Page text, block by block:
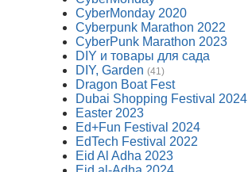
CyberMonday 2020
Cyberpunk Marathon 2022
CyberPunk Marathon 2023
DIY и товары для сада
DIY, Garden (41)
Dragon Boat Fest
Dubai Shopping Festival 2024
Easter 2023
Ed+Fun Festival 2024
EdTech Festival 2022
Eid Al Adha 2023